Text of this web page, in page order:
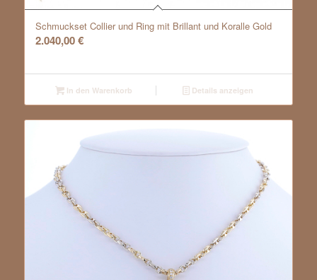
Schmuckset Collier und Ring mit Brillant und Koralle Gold
2.040,00€
In den Warenkorb Details anzeigen